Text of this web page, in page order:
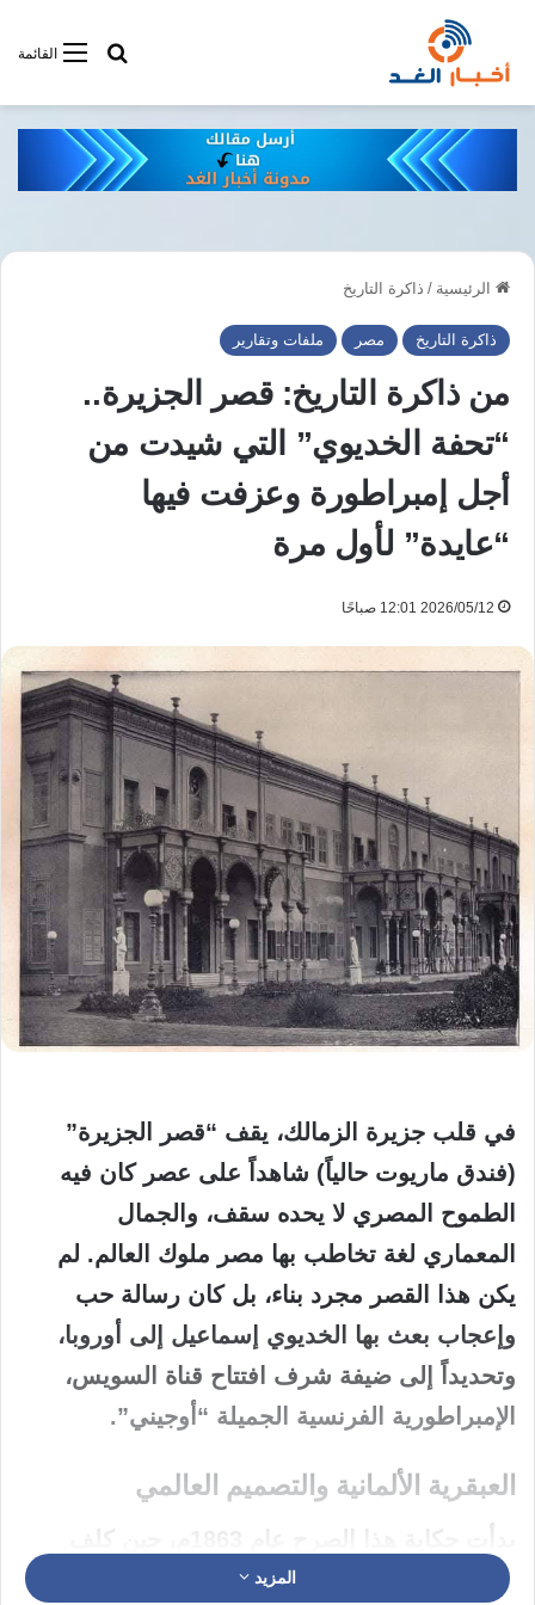
القائمةأبحت فى
الرئيسية / ذاكرة التاريخ
ذاكرة التاريخ مصر ملفات وتقارير
من ذاكرة التاريخ: قصر الجزيرة..
“تحفة الخديوي” التي شيدت من
أجل إمبراطورة وعزفت فيها
“عايدة” لأول مرة
2026/05/12 12:01 صباحًا
في قلب جزيرة الزمالك، يقف “قصر الجزيرة”
(فندق ماريوت حالياً) شاهداً على عصر كان فيه
الطموح المصري لا يحده سقف، والجمال
المعماري لغة تخاطب بها مصر ملوك العالم. لم
يكن هذا القصر مجرد بناء، بل كان رسالة حب
وإعجاب بعث بها الخديوي إسماعيل إلى أوروبا،
وتحديداً إلى ضيفة شرف افتتاح قناة السويس،
الإمبراطورية الفرنسية الجميلة “أوجيني”.
العبقرية الألمانية والتصميم العالمي
الخديوي المهندس المعماري الألماني “يوليوس
المزيد